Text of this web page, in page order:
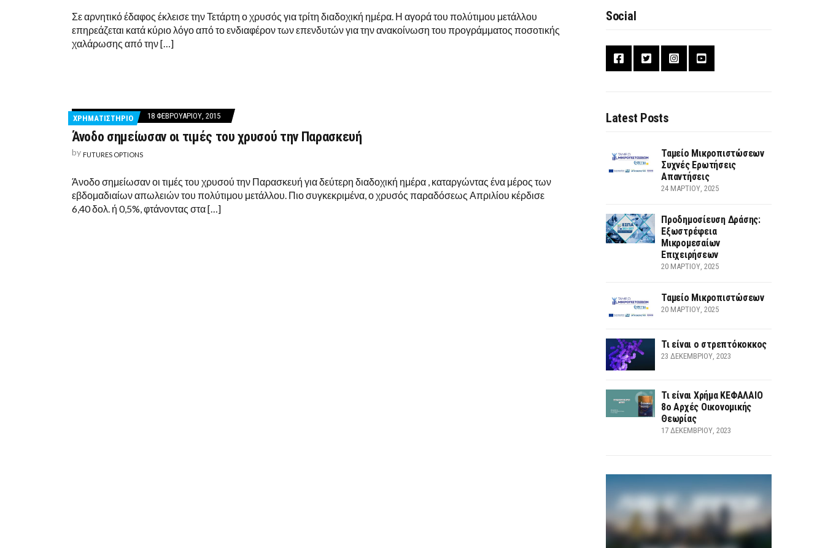
Σε αρνητικό έδαφος έκλεισε την Τετάρτη ο χρυσός για τρίτη διαδοχική ημέρα. Η αγορά του πολύτιμου μετάλλου
επηρεάζεται κατά κύριο λόγο από το ενδιαφέρον των επενδυτών για την ανακοίνωση του προγράμματος ποσοτικής
χαλάρωσης από την […]
ΧΡΗΜΑΤΙΣΤΗΡΙΟ 18 ΦΕΒΡΟΥΑΡΊΟΥ, 2015
Άνοδο σημείωσαν οι τιμές του χρυσού την Παρασκευή
by FUTURES OPTIONS
Άνοδο σημείωσαν οι τιμές του χρυσού την Παρασκευή για δεύτερη διαδοχική ημέρα , καταργώντας ένα μέρος των
εβδομαδιαίων απωλειών του πολύτιμου μετάλλου. Πιο συγκεκριμένα, ο χρυσός παραδόσεως Απριλίου κέρδισε
6,40 δολ. ή 0,5%, φτάνοντας στα […]
Social
Latest Posts
Ταμείο Μικροπιστώσεων
Συχνές Ερωτήσεις
Απαντήσεις
24 ΜΑΡΤΊΟΥ, 2025
Προδημοσίευση Δράσης:
Εξωστρέφεια
Μικρομεσαίων
Επιχειρήσεων
20 ΜΑΡΤΊΟΥ, 2025
Ταμείο Μικροπιστώσεων
20 ΜΑΡΤΊΟΥ, 2025
Τι είναι ο στρεπτόκοκκος
23 ΔΕΚΕΜΒΡΊΟΥ, 2023
Τι είναι Χρήμα ΚΕΦΑΛΑΙΟ
8ο Αρχές Οικονομικής
Θεωρίας
17 ΔΕΚΕΜΒΡΊΟΥ, 2023